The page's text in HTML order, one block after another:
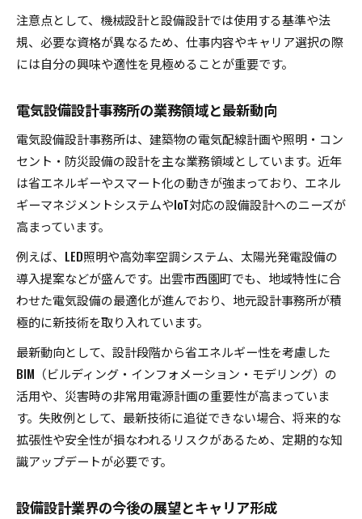
注意点として、機械設計と設備設計では使用する基準や法
規、必要な資格が異なるため、仕事内容やキャリア選択の際
には自分の興味や適性を見極めることが重要です。
電気設備設計事務所の業務領域と最新動向
電気設備設計事務所は、建築物の電気配線計画や照明・コン
セント・防災設備の設計を主な業務領域としています。近年
は省エネルギーやスマート化の動きが強まっており、エネル
ギーマネジメントシステムやIoT対応の設備設計へのニーズが
高まっています。
例えば、LED照明や高効率空調システム、太陽光発電設備の
導入提案などが盛んです。出雲市西園町でも、地域特性に合
わせた電気設備の最適化が進んでおり、地元設計事務所が積
極的に新技術を取り入れています。
最新動向として、設計段階から省エネルギー性を考慮した
BIM（ビルディング・インフォメーション・モデリング）の
活用や、災害時の非常用電源計画の重要性が高まっていま
す。失敗例として、最新技術に追従できない場合、将来的な
拡張性や安全性が損なわれるリスクがあるため、定期的な知
識アップデートが必要です。
設備設計業界の今後の展望とキャリア形成